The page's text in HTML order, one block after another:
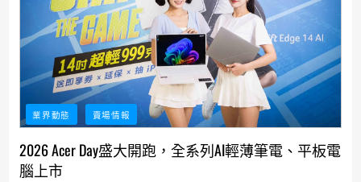
業界動態 賣場情報
2026 Acer Day盛大開跑，全系列AI輕薄筆電、平板電
腦上市